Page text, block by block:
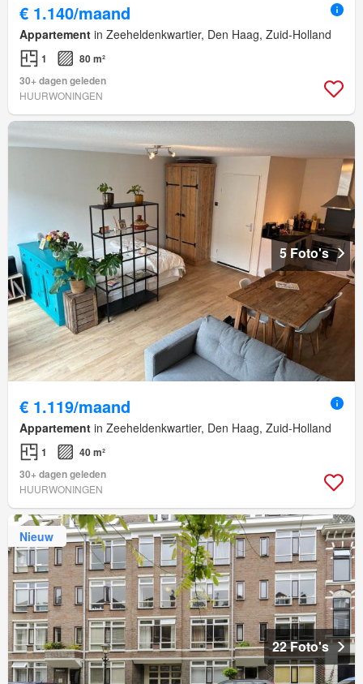
€ 1.140/maand
Appartement in Zeeheldenkwartier, Den Haag, Zuid-Holland
1
80 m²
30+ dagen geleden
HUURWONINGEN
5 Foto's
€ 1.119/maand
Appartement in Zeeheldenkwartier, Den Haag, Zuid-Holland
1
40 m²
30+ dagen geleden
HUURWONINGEN
Nieuw
22 Foto's